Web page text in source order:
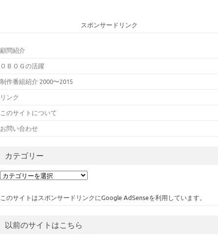
スポンサードリンク
顧問紹介
ＯＢＯＧの活躍
制作番組紹介 2000〜2015
リンク
このサイトについて
お問い合わせ
カテゴリー
カ
リ
このサイトはスポンサードリンクにGoogle AdSenseを利用しています。
以前のサイトはこちら